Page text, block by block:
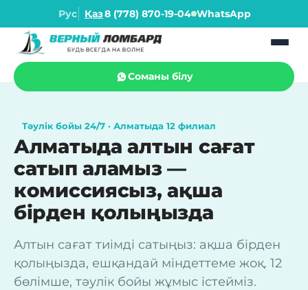
Рус Қаз8 (778) 870-19-04 WhatsApp
Соманы білу
Тәулік бойы 24/7 · Алматыда 12 филиал
Алматыда алтын сағат
сатып аламыз —
комиссиясыз, ақша
бірден қолыңызда
Алтын сағат тиімді сатыңыз: ақша бірден
қолыңызда, ешқандай міндеттеме жоқ. 12
бөлімше, тәулік бойы жұмыс істейміз.